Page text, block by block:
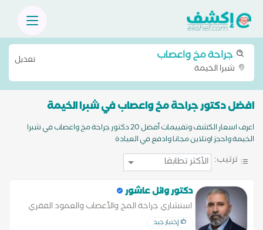
جراحة مخ واعصاب
شبرا الخيمة
تعديل
افضل دكتور جراحة مخ واعصاب في شبرا الخيمة
اعرف اسعار الكشف وتقييمات أفضل 20 دكتور جراحة مخ واعصاب في شبرا
الخيمة واحجز اونلاين مجانا وادفع في العيادة
ترتيب:
دكتور وائل عاشور
استشاري جراحة المخ والأعصاب والعمود الفقري
إختيار جيد